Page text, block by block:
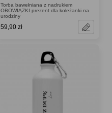
Torba bawełniana z nadrukiem
OBOWIĄZKI prezent dla koleżanki na
urodziny
59,90 zł